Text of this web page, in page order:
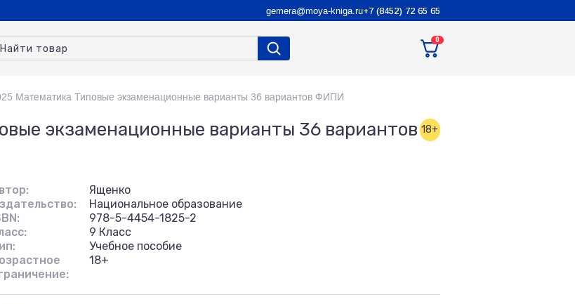
gemera@moya-kniga.ru+7 (8452) 72 65 65
0
Математика Типовые экзаменационные варианты 36 вариантов ФИПИ
экзаменационные варианты 36 вариантов 18+
Ященко
Национальное образование
978-5-4454-1825-2
9 Класс
Учебное пособие
18+